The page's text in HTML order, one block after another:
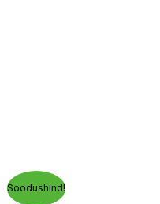
Soodushind!
Praegune
hind